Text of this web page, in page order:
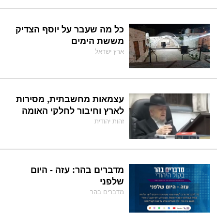
כל מה שעבר על יוסף הצדיק
מששת הימים
ארץ ישראל
עצמאות מחשבתית, מסירות
לארץ וחיבור לחלקי האומה
זהות יהודית
מדברים בהר: עזה - היום
שלפני
מדברים בהר